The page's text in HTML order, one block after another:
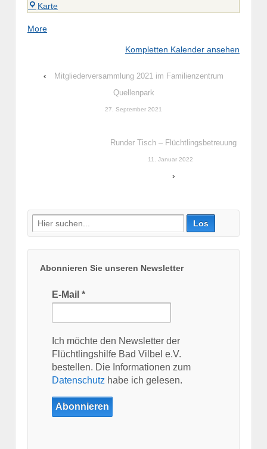
Karte
Moreabout
Kompletten Kalender ansehen
‹
Mitgliederversammlung 2021 im Familienzentrum
Quellenpark
27. September 2021
Runder Tisch – Flüchtlingsbetreuung
11. Januar 2022
›
Suche
nach:
Abonnieren Sie unseren Newsletter
E-Mail *
Ich möchte den Newsletter der
Flüchtlingshilfe Bad Vilbel e.V.
bestellen. Die Informationen zum
Datenschutz habe ich gelesen.